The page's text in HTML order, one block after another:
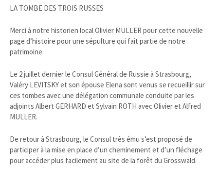
LA TOMBE DES TROIS RUSSES
Merci à notre historien local Olivier MULLER pour cette nouvelle
page d’histoire pour une sépulture qui fait partie de notre
patrimoine.
Le 2 juillet dernier le Consul Général de Russie à Strasbourg,
Valéry LEVITSKY et son épouse Elena sont venus se recueillir sur
ces tombes avec une délégation communale conduite par les
adjoints Albert GERHARD et Sylvain ROTH avec Olivier et Alfred
MULLER.
De retour à Strasbourg, le Consul très ému s’est proposé de
participer à la mise en place d’un cheminement et d’un fléchage
pour accéder plus facilement au site de la forêt du Grosswald.